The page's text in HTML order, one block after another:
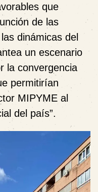
que
de las
dinámicas del
un escenario
la convergencia
permitirían
MIPYME al
del país”.